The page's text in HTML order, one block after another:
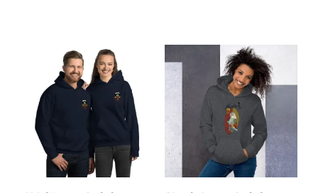
producto
de
producto
tiene
múltiples
variantes.
opciones
se
tiene
múltiples
variantes.
Las
opciones
se